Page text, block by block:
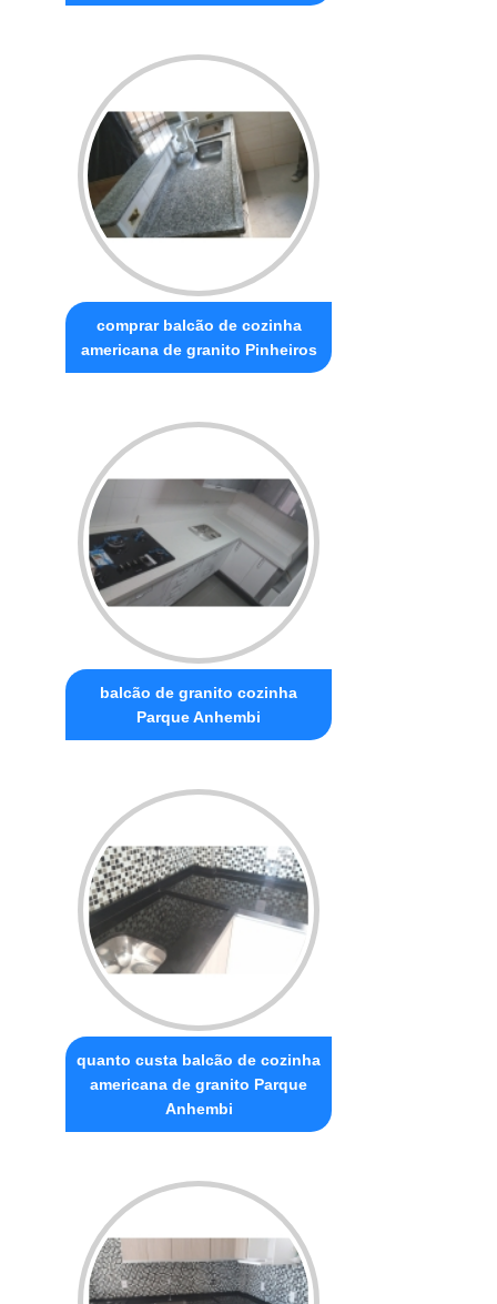
comprar balcão de cozinha
americana de granito Pinheiros
balcão de granito cozinha
Parque Anhembi
quanto custa balcão de cozinha
americana de granito Parque
Anhembi